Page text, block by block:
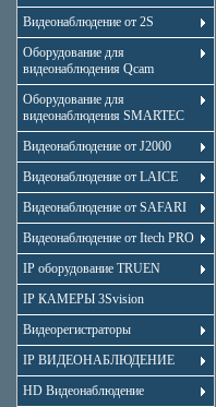
Видеонаблюдение от 2S
Оборудование для
видеонаблюдения Qcam
Оборудование для
видеонаблюдения SMARTEC
Видеонаблюдение от J2000
Видеонаблюдение от LAICE
Видеонаблюдение от SAFARI
Видеонаблюдение от Itech PRO
IP оборудование TRUEN
IP КАМЕРЫ 3Svision
Видеорегистраторы
IP ВИДЕОНАБЛЮДЕНИЕ
HD Видеонаблюдение